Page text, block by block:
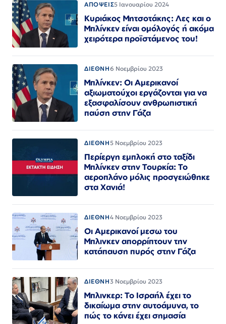
ΑΠΟΨΕΙΣ5 Ιανουαρίου 2024
Κυριάκος Μητσοτάκης: Λες και ο
Μπλίνκεν είναι ομόλογός ή ακόμα
χειρότερα προϊστάμενος του!
ΔΙΕΘΝΗ6 Νοεμβρίου 2023
Μπλίνκεν: Οι Αμερικανοί
αξιωματούχοι εργάζονται για να
εξασφαλίσουν ανθρωπιστική
παύση στην Γάζα
ΔΙΕΘΝΗ5 Νοεμβρίου 2023
Περίεργη εμπλοκή στο ταξίδι
Μπλίνκεν στην Τουρκία: Το
αεροπλάνο μόλις προσγειώθηκε
στα Χανιά!
ΔΙΕΘΝΗ4 Νοεμβρίου 2023
Οι Αμερικανοί μεσω του
Μπλινκεν απορρίπτουν την
κατάπαυση πυρός στην Γάζα
ΔΙΕΘΝΗ3 Νοεμβρίου 2023
Μπλινκερ: Το Ισραήλ έχει το
δικαίωμα στην αυτοάμυνα, το
πώς το κάνει έχει σημασία